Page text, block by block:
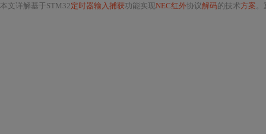
本文详解基于STM32定时器输入捕获功能实现NEC红外协议解码的技术方案。